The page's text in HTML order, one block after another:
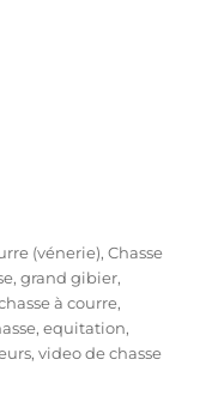
(vénerie),Chasse
,grand gibier,
à courre,
,equitation,
,video de chasse